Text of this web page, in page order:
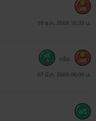
18 ธ.ค. 2568 15:33 น.
300
07 มี.ค. 2568 06:06 น.
หรือ 300